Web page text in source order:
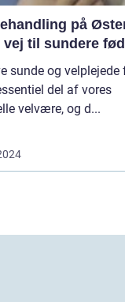
på
vej til sundere
sunde og velplejede
del af vores
velvære, og d...